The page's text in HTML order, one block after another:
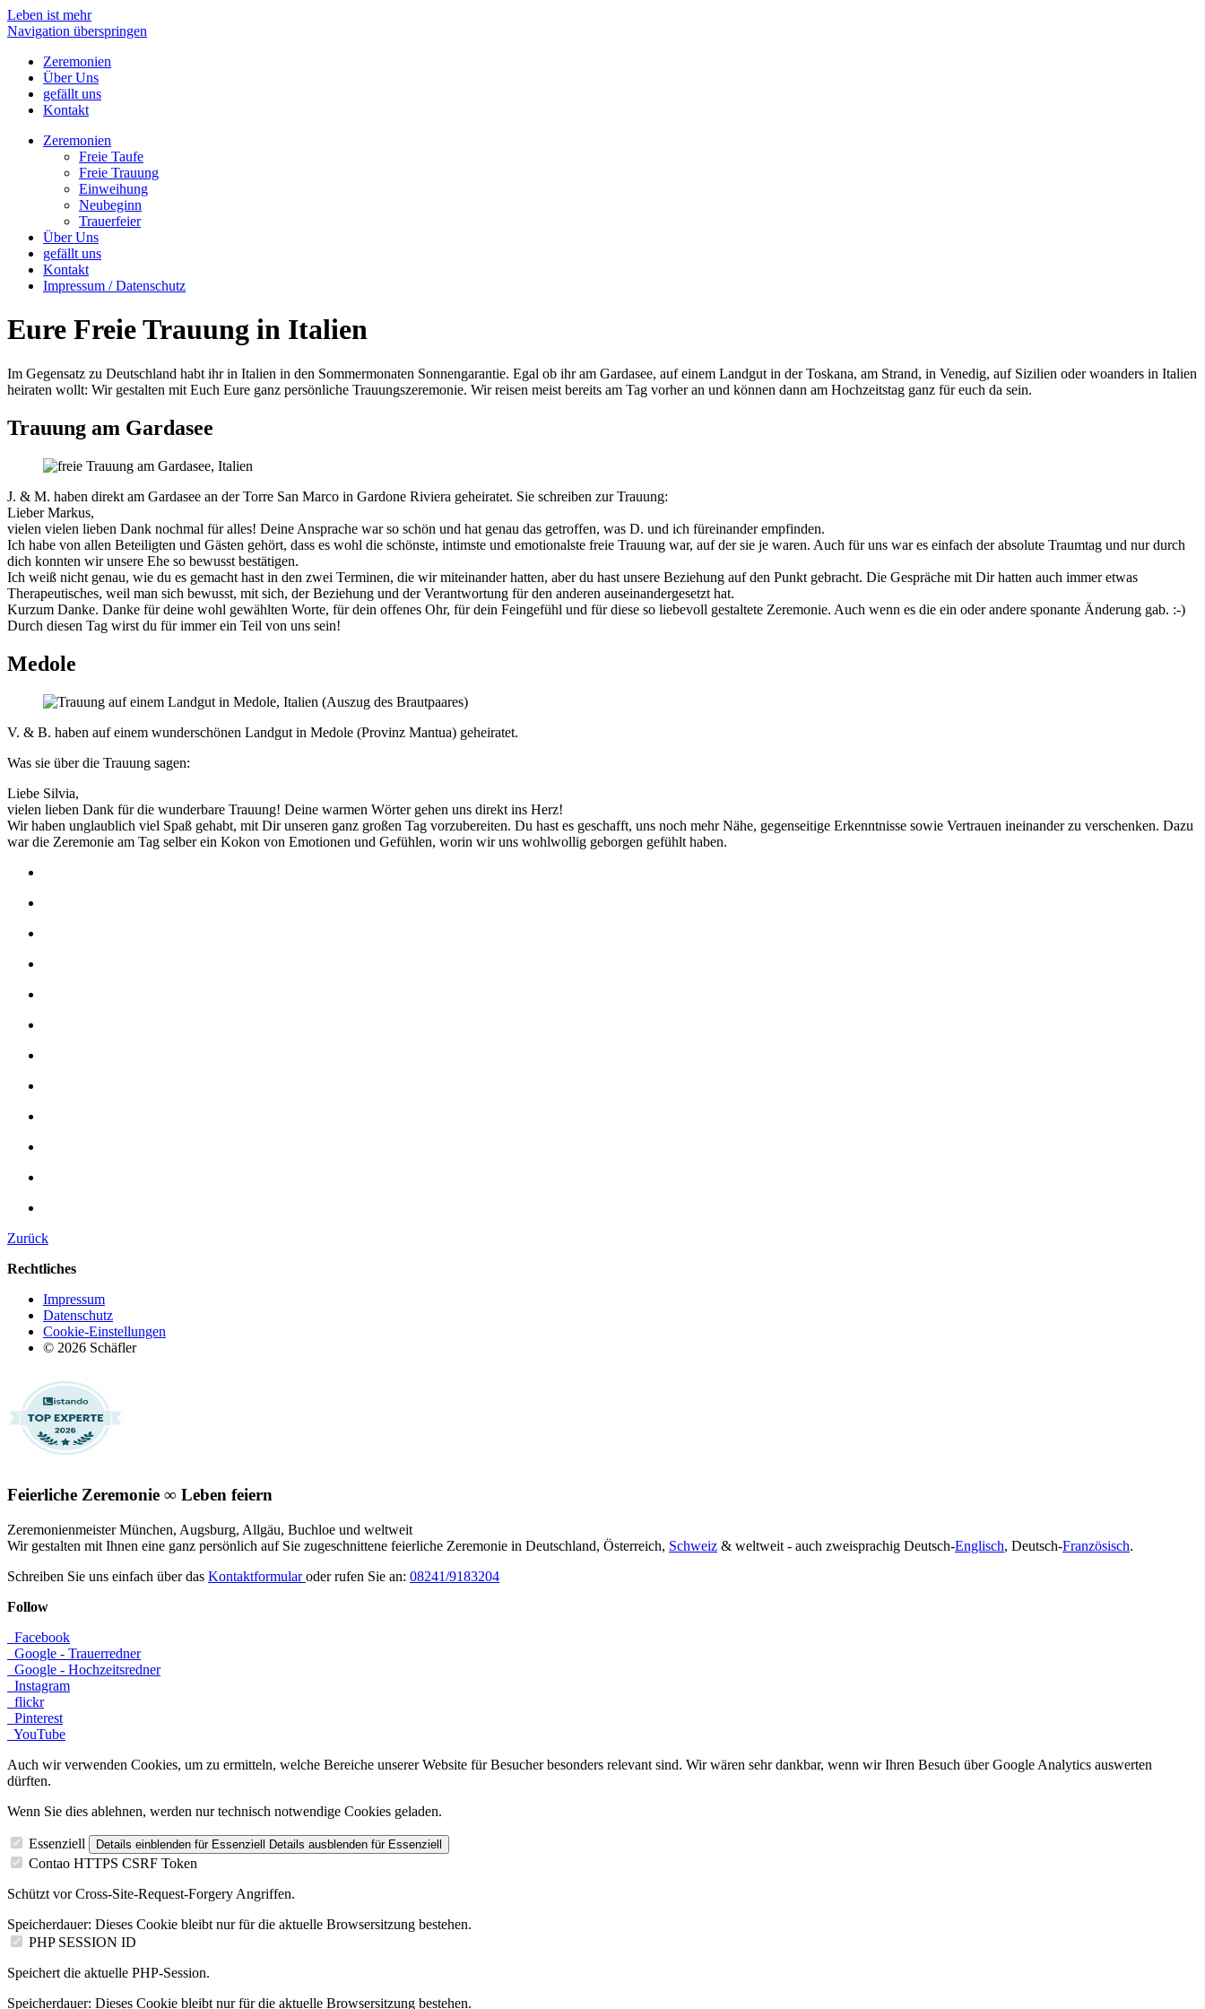
Leben ist mehr
Navigation überspringen
Zeremonien
Über Uns
gefällt uns
Kontakt
Zeremonien
Freie Taufe
Freie Trauung
Einweihung
Neubeginn
Trauerfeier
Über Uns
gefällt uns
Kontakt
Impressum / Datenschutz
Eure Freie Trauung in Italien
Im Gegensatz zu Deutschland habt ihr in Italien in den Sommermonaten Sonnengarantie. Egal ob ihr am Gardasee, auf einem Landgut in der Toskana, am Strand, in Venedig, auf Sizilien oder woanders in Italien
heiraten wollt: Wir gestalten mit Euch Eure ganz persönliche Trauungszeremonie. Wir reisen meist bereits am Tag vorher an und können dann am Hochzeitstag ganz für euch da sein.
Trauung am Gardasee
J. & M. haben direkt am Gardasee an der Torre San Marco in Gardone Riviera geheiratet. Sie schreiben zur Trauung:
Lieber Markus,
vielen vielen lieben Dank nochmal für alles! Deine Ansprache war so schön und hat genau das getroffen, was D. und ich füreinander empfinden.
Ich habe von allen Beteiligten und Gästen gehört, dass es wohl die schönste, intimste und emotionalste freie Trauung war, auf der sie je waren. Auch für uns war es einfach der absolute Traumtag und nur durch
dich konnten wir unsere Ehe so bewusst bestätigen.
Ich weiß nicht genau, wie du es gemacht hast in den zwei Terminen, die wir miteinander hatten, aber du hast unsere Beziehung auf den Punkt gebracht. Die Gespräche mit Dir hatten auch immer etwas
Therapeutisches, weil man sich bewusst, mit sich, der Beziehung und der Verantwortung für den anderen auseinandergesetzt hat.
Kurzum Danke. Danke für deine wohl gewählten Worte, für dein offenes Ohr, für dein Feingefühl und für diese so liebevoll gestaltete Zeremonie. Auch wenn es die ein oder andere sponante Änderung gab. :-)
Durch diesen Tag wirst du für immer ein Teil von uns sein!
Medole
V. & B. haben auf einem wunderschönen Landgut in Medole (Provinz Mantua) geheiratet.
Was sie über die Trauung sagen:
Liebe Silvia,
vielen lieben Dank für die wunderbare Trauung! Deine warmen Wörter gehen uns direkt ins Herz!
Wir haben unglaublich viel Spaß gehabt, mit Dir unseren ganz großen Tag vorzubereiten. Du hast es geschafft, uns noch mehr Nähe, gegenseitige Erkenntnisse sowie Vertrauen ineinander zu verschenken. Dazu
war die Zeremonie am Tag selber ein Kokon von Emotionen und Gefühlen, worin wir uns wohlwollig geborgen gefühlt haben.
Zurück
Rechtliches
Impressum
Datenschutz
Cookie-Einstellungen
© 2026 Schäfler
Feierliche Zeremonie ∞ Leben feiern
Zeremonienmeister München, Augsburg, Allgäu, Buchloe und weltweit
Wir gestalten mit Ihnen eine ganz persönlich auf Sie zugeschnittene feierliche Zeremonie in Deutschland, Österreich, Schweiz & weltweit - auch zweisprachig Deutsch-Englisch, Deutsch-Französisch.
Schreiben Sie uns einfach über das Kontaktformularoder rufen Sie an: 08241/9183204
Follow
Facebook
Google - Trauerredner
Google - Hochzeitsredner
Instagram
flickr
Pinterest
YouTube
Auch wir verwenden Cookies, um zu ermitteln, welche Bereiche unserer Website für Besucher besonders relevant sind. Wir wären sehr dankbar, wenn wir Ihren Besuch über Google Analytics auswerten
dürften.
Wenn Sie dies ablehnen, werden nur technisch notwendige Cookies geladen.
Essenziell Details einblenden für Essenziell Details ausblenden für Essenziell
Contao HTTPS CSRF Token
Schützt vor Cross-Site-Request-Forgery Angriffen.
Speicherdauer: Dieses Cookie bleibt nur für die aktuelle Browsersitzung bestehen.
PHP SESSION ID
Speichert die aktuelle PHP-Session.
Speicherdauer: Dieses Cookie bleibt nur für die aktuelle Browsersitzung bestehen.